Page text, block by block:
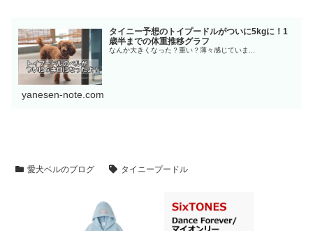
タイニー予想のトイプードルがついに5kgに！1
歳半までの体重推移グラフ
なんか大きくなった？重い？薄々感じていま...
yanesen-note.com
愛犬ベルのブログ タイニープードル